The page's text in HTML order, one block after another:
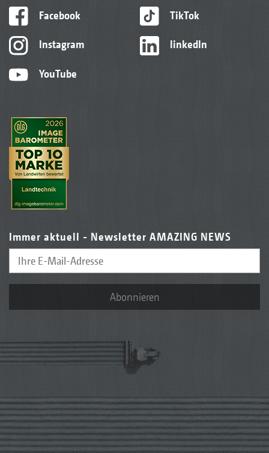
Facebook
Instagram
YouTube
TikTok
linkedIn
Immer aktuell - Newsletter AMAZING NEWS
Abonnieren